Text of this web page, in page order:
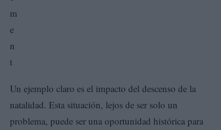
Un ejemplo claro es el impacto del descenso de la
natalidad. Esta situación, lejos de ser solo un
problema, puede ser una oportunidad histórica para